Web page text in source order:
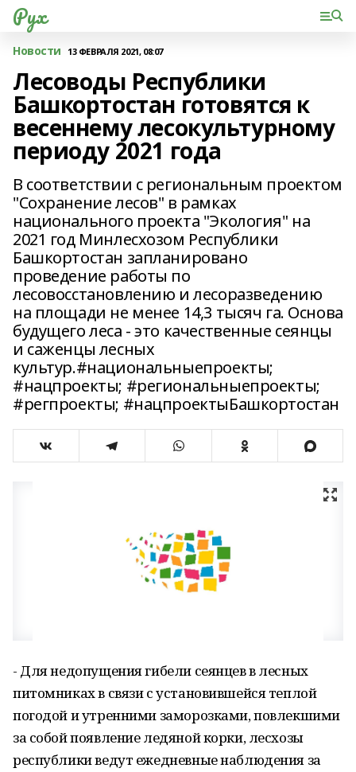
Рух
Новости 13 ФЕВРАЛЯ 2021, 08:07
Лесоводы Республики
Башкортостан готовятся к
весеннему лесокультурному
периоду 2021 года
В соответствии с региональным проектом
"Сохранение лесов" в рамках
национального проекта "Экология" на
2021 год Минлесхозом Республики
Башкортостан запланировано
проведение работы по
лесовосстановлению и лесоразведению
на площади не менее 14,3 тысяч га. Основа
будущего леса - это качественные сеянцы
и саженцы лесных
культур.#национальныепроекты;
#нацпроекты; #региональныепроекты;
#регпроекты; #нацпроектыБашкортостан
- Для недопущения гибели сеянцев в лесных
питомниках в связи с установившейся теплой
погодой и утренними заморозками, повлекшими
за собой появление ледяной корки, лесхозы
республики ведут ежедневные наблюдения за